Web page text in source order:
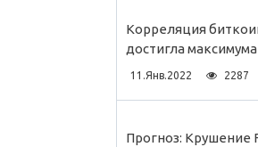
Корреляция
достигла
11.Янв.2022 2287
Прогноз: Крушение